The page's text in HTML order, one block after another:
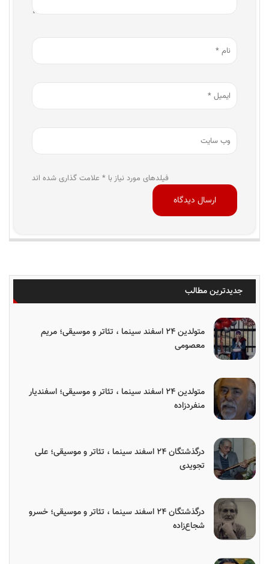
فیلدهای مورد نیاز با * علامت گذاری شده اند
جدیدترین مطالب
متولدین ۲۴ اسفند سینما ، تئاتر و موسیقی؛ مریم
معصومی
متولدین ۲۴ اسفند سینما ، تئاتر و موسیقی؛ اسفندیار
منفردزاده
درگذشتگان ۲۴ اسفند سینما ، تئاتر و موسیقی؛ علی
تجویدی
درگذشتگان ۲۴ اسفند سینما ، تئاتر و موسیقی؛ خسرو
شجاع‌زاده